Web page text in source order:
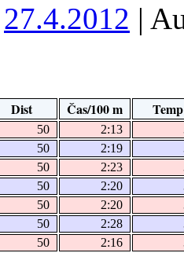
27.4.2012 |
Dist Čas/100 m Temp
50 2:13
50 2:19
50 2:23
50 2:20
50 2:20
50 2:28
50 2:16